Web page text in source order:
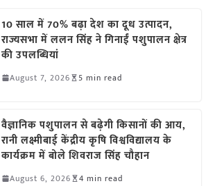
10 साल में 70% बढ़ा देश का दूध उत्पादन,
राज्यसभा में ललन सिंह ने गिनाईं पशुपालन क्षेत्र
की उपलब्धियां
August 7, 2026 5 min read
वैज्ञानिक पशुपालन से बढ़ेगी किसानों की आय,
रानी लक्ष्मीबाई केंद्रीय कृषि विश्वविद्यालय के
कार्यक्रम में बोले शिवराज सिंह चौहान
August 6, 2026 4 min read